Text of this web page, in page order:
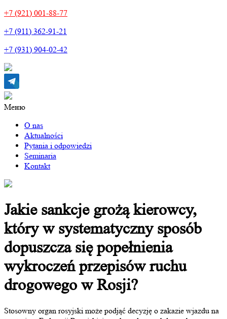
+7 (921) 001-88-77
+7 (911) 362-91-21
+7 (931) 904-02-42
Меню
O nas
Aktualności
Pytania i odpowiedzi
Seminaria
Kontakt
Jakie sankcje grożą kierowcy,
który w systematyczny sposób
dopuszcza się popełnienia
wykroczeń przepisów ruchu
drogowego w Rosji?
Stosowny organ rosyjski może podjąć decyzję o zakazie wjazdu na